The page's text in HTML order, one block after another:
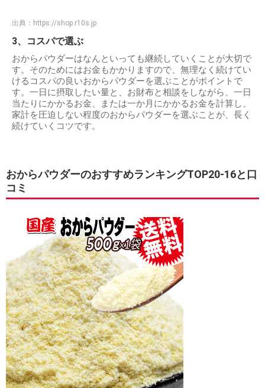
出典： https://shop.r10s.jp
3、コスパで選ぶ
おからパウダーはなんといっても継続していくことが大切で
す。そのためにはお金もかかりますので、無理なく続けてい
けるコスパの良いおからパウダーを選ぶことがポイントで
す。一日に摂取したい量と、お財布と相談をしながら、一日
当たりにかかるお金、または一か月にかかるお金を計算し、
家計を圧迫しない程度のおからパウダーを選ぶことが、長く
続けていくコツです。
おからパウダーのおすすめランキングTOP20-16と口
コミ